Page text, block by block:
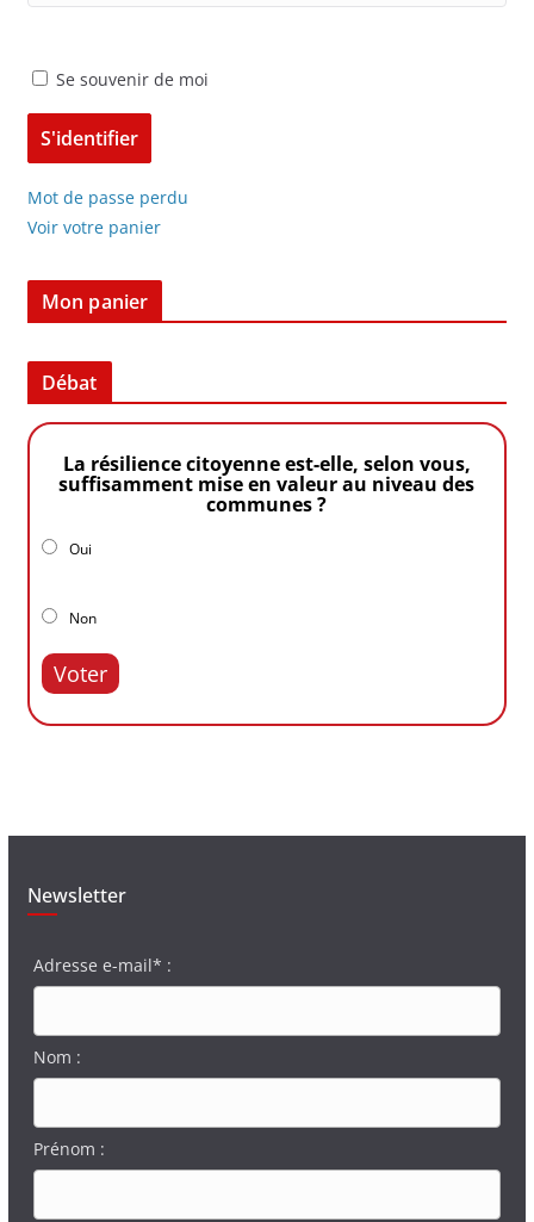
Se souvenir de moi
Mot de passe perdu
Voir votre panier
Mon panier
Débat
La résilience citoyenne est-elle, selon vous,
suffisamment mise en valeur au niveau des
communes ?
Oui
Non
Voter
Newsletter
Adresse e-mail* :
Nom :
Prénom :